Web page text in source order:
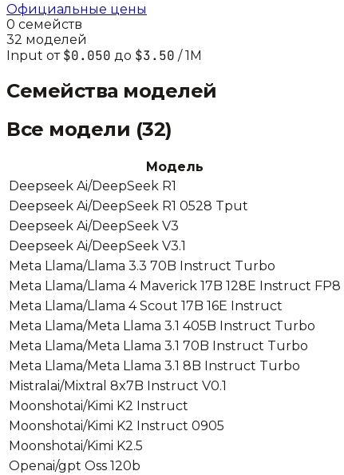
Официальные цены
0 семейств
32 моделей
Input от $0.050 до $3.50 / 1M
Семейства моделей
Все модели (32)
Модель
Deepseek Ai/DeepSeek R1
Deepseek Ai/DeepSeek R1 0528 Tput
Deepseek Ai/DeepSeek V3
Deepseek Ai/DeepSeek V3.1
Meta Llama/Llama 3.3 70B Instruct Turbo
Meta Llama/Llama 4 Maverick 17B 128E Instruct FP8
Meta Llama/Llama 4 Scout 17B 16E Instruct
Meta Llama/Meta Llama 3.1 405B Instruct Turbo
Meta Llama/Meta Llama 3.1 70B Instruct Turbo
Meta Llama/Meta Llama 3.1 8B Instruct Turbo
Mistralai/Mixtral 8x7B Instruct V0.1
Moonshotai/Kimi K2 Instruct
Moonshotai/Kimi K2 Instruct 0905
Moonshotai/Kimi K2.5
Openai/gpt Oss 120b